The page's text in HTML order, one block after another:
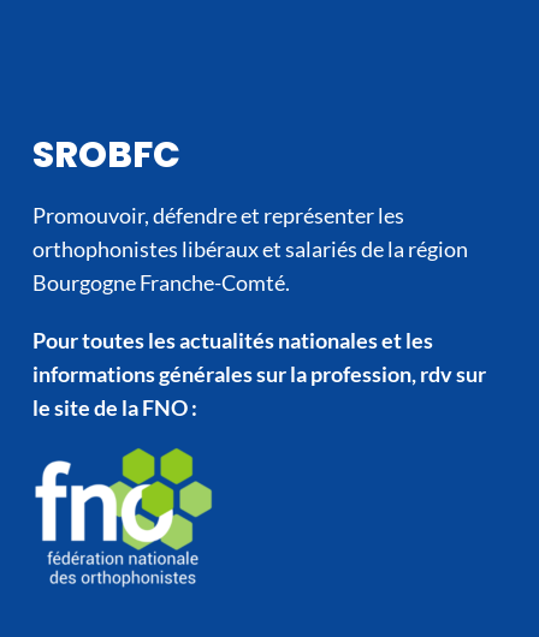
SROBFC
Promouvoir, défendre et représenter les
orthophonistes libéraux et salariés de la région
Bourgogne Franche-Comté.
Pour toutes les actualités nationales et les
informations générales sur la profession, rdv sur
le site de la FNO :